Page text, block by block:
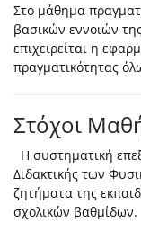
Στο μάθημα
βασικών εννοιών
επιχειρείται η
πραγματικότητας
Στόχοι
Η συστηματική
Διδακτικής των
ζητήματα της
σχολικών βαθμίδων.